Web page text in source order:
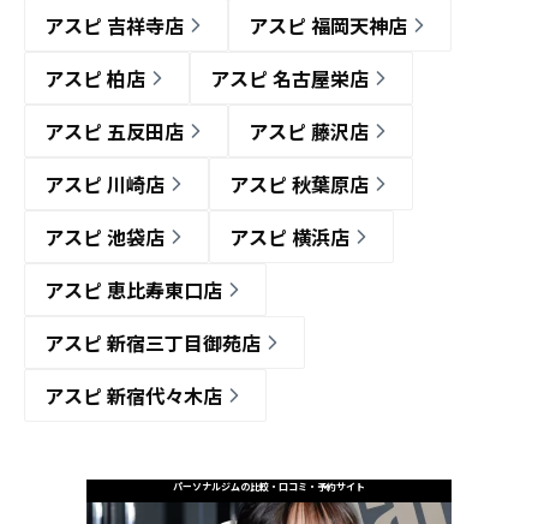
アスピ 吉祥寺店
アスピ 福岡天神店
アスピ 柏店
アスピ 名古屋栄店
アスピ 五反田店
アスピ 藤沢店
アスピ 川崎店
アスピ 秋葉原店
アスピ 池袋店
アスピ 横浜店
アスピ 恵比寿東口店
アスピ 新宿三丁目御苑店
アスピ 新宿代々木店
パーソナルジムの比較・口コミ・予約サイト